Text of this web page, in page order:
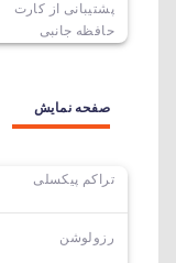
پشتیبانی از کارت
حافظه جانبی
صفحه نمایش
تراکم پیکسلی
رزولوشن